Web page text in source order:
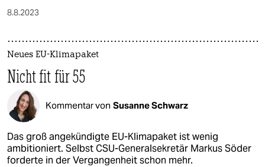
8.8.2023
Neues EU-Klimapaket
Nicht fit für 55
Kommentar von Susanne Schwarz
Das groß angekündigte EU-Klimapaket ist wenig
ambitioniert. Selbst CSU-Generalsekretär Markus Söder
forderte in der Vergangenheit schon mehr.